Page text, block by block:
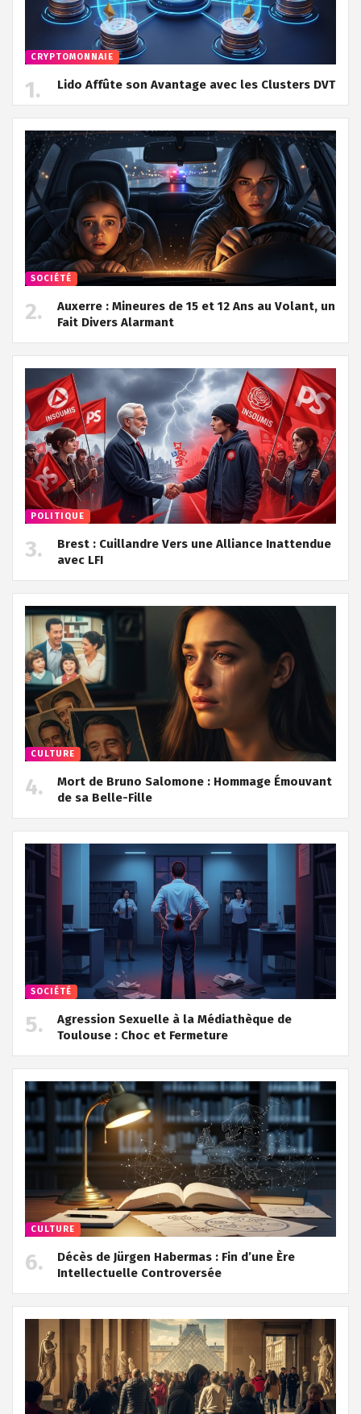
CRYPTOMONNAIE
Lido Affûte son Avantage avec les Clusters DVT
SOCIÉTÉ
Auxerre : Mineures de 15 et 12 Ans au Volant, un
Fait Divers Alarmant
POLITIQUE
Brest : Cuillandre Vers une Alliance Inattendue
avec LFI
CULTURE
Mort de Bruno Salomone : Hommage Émouvant
de sa Belle-Fille
SOCIÉTÉ
Agression Sexuelle à la Médiathèque de
Toulouse : Choc et Fermeture
CULTURE
Décès de Jürgen Habermas : Fin d’une Ère
Intellectuelle Controversée